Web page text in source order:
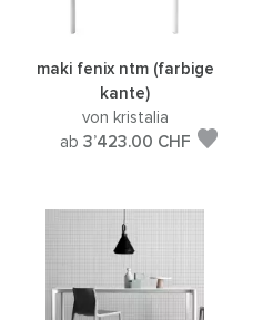
maki fenix ntm (farbige
kante)
von kristalia
ab 3’423.00 CHF